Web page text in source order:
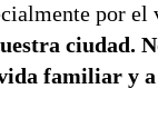
por
ciudad.
familiar y